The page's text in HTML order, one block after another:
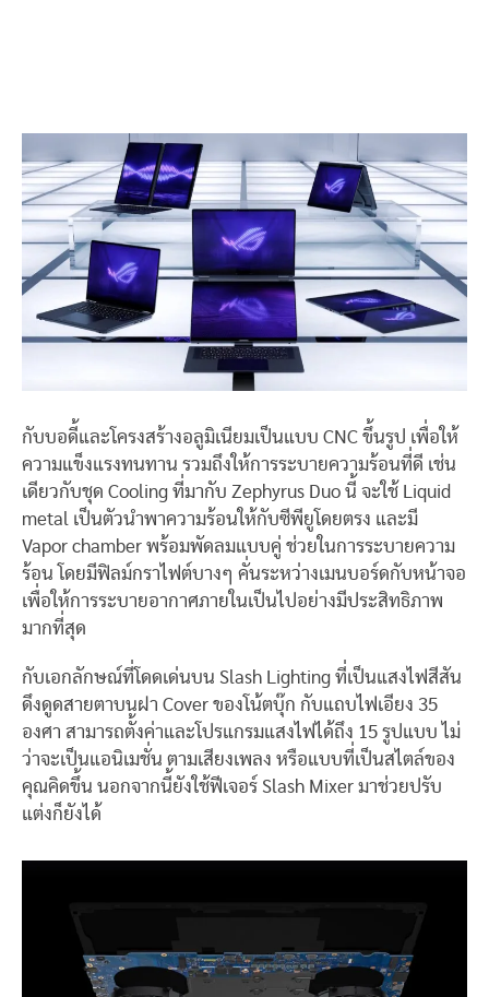
กับบอดี้และโครงสร้างอลูมิเนียมเป็นแบบ CNC ขึ้นรูป เพื่อให้
ความแข็งแรงทนทาน รวมถึงให้การระบายความร้อนที่ดี เช่น
เดียวกับชุด Cooling ที่มากับ Zephyrus Duo นี้ จะใช้ Liquid
metal เป็นตัวนำพาความร้อนให้กับซีพียูโดยตรง และมี
Vapor chamber พร้อมพัดลมแบบคู่ ช่วยในการระบายความ
ร้อน โดยมีฟิลม์กราไฟต์บางๆ คั่นระหว่างเมนบอร์ดกับหน้าจอ
เพื่อให้การระบายอากาศภายในเป็นไปอย่างมีประสิทธิภาพ
มากที่สุด
กับเอกลักษณ์ที่โดดเด่นบน Slash Lighting ที่เป็นแสงไฟสีสัน
ดึงดูดสายตาบนฝา Cover ของโน้ตบุ๊ก กับแถบไฟเอียง 35
องศา สามารถตั้งค่าและโปรแกรมแสงไฟได้ถึง 15 รูปแบบ ไม่
ว่าจะเป็นแอนิเมชั่น ตามเสียงเพลง หรือแบบที่เป็นสไตล์ของ
คุณคิดขึ้น นอกจากนี้ยังใช้ฟีเจอร์ Slash Mixer มาช่วยปรับ
แต่งก็ยังได้